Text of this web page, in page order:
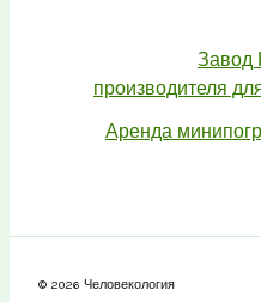
Завод
производителя
Аренда
© 2026 Человекология